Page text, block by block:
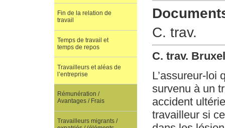
C. trav.
C. trav.
L’assureur-loi
survenu à un
accident
travailleur si
Fin de la relation de
travail
Temps de travail et
temps de repos
Travailleurs et aléas de
l’entreprise
Rémunération /
Avantages / Frais
Travailleurs migrants /